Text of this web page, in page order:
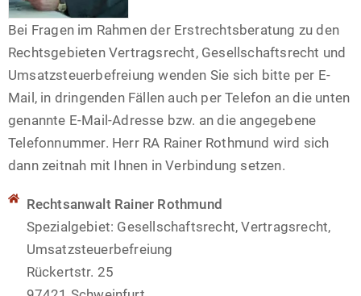
Bei Fragen im Rahmen der Erstrechtsberatung zu den
Rechtsgebieten Vertragsrecht, Gesellschaftsrecht und
Umsatzsteuerbefreiung wenden Sie sich bitte per E-
Mail, in dringenden Fällen auch per Telefon an die unten
genannte E-Mail-Adresse bzw. an die angegebene
Telefonnummer. Herr RA Rainer Rothmund wird sich
dann zeitnah mit Ihnen in Verbindung setzen.
Rechtsanwalt Rainer Rothmund
Spezialgebiet: Gesellschaftsrecht, Vertragsrecht,
Umsatzsteuerbefreiung​
Rückertstr. 25